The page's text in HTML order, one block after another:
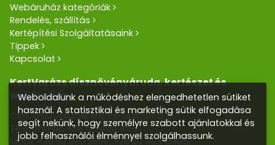
Webáruház kategóriák
Rendelés, szállítás
Kertépítési Szolgáltatásaink
Tippek
Kapcsolat
KertVarázs dísznövényáruda, kertészet és
webáruház
Cím: 5100 Jászberény Kertész utca 5.
Telefon/Fax: +36 57 400 455
Mobil:+36 30 390 2856,+36 20 405 0405
Weboldalunk a működéshez elengedhetetlen sütiket
használ. A statisztikai és marketing sütik elfogadása
segít nekünk, hogy személyre szabott ajánlatokkal és
jobb felhasználói élménnyel szolgálhassunk.